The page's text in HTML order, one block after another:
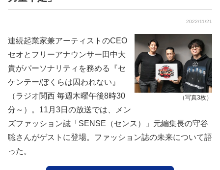
2022/11/21
（写真3枚）
連続起業家兼アーティストのCEO
セオとフリーアナウンサー田中大
貴がパーソナリティを務める『セ
ケンテー/ぼくらは囚われない』
（ラジオ関西 毎週木曜午後8時30
分～）。11月3日の放送では、メン
ズファッション誌「SENSE（センス）」元編集長の守谷
聡さんがゲストに登場。ファッション誌の未来について語
った。